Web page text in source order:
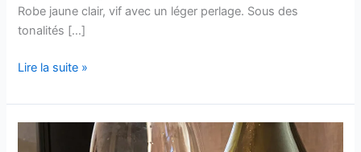
Robe jaune clair, vif avec un léger perlage. Sous des
tonalités […]
La
–
Château
Pech
Lire la suite »